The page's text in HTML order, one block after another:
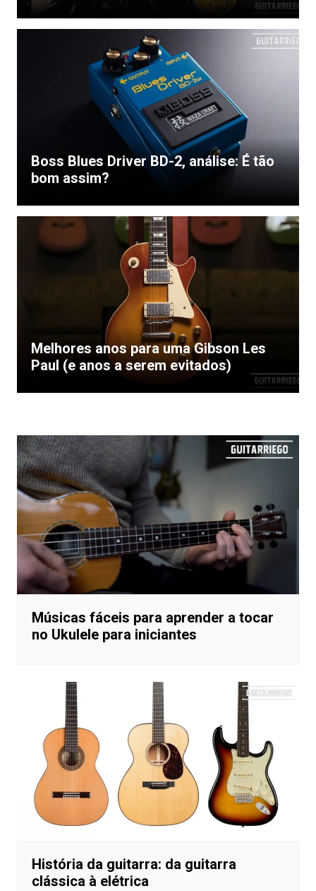
Boss Blues Driver BD-2, análise: É tão
bom assim?
Melhores anos para uma Gibson Les
Paul (e anos a serem evitados)
Músicas fáceis para aprender a tocar
no Ukulele para iniciantes
História da guitarra: da guitarra
clássica à elétrica